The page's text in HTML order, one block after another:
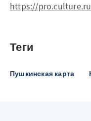
https://
Теги
Пушкинская карта